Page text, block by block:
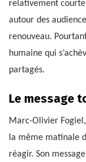
relativement
autour des
renouveau.
humaine qui
partagés.
Le message
Marc-Olivier
la même matinale
réagir. Son